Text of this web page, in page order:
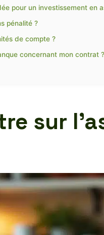
pour un investissement en
pénalité ?
de compte ?
concernant mon contrat ?
sur